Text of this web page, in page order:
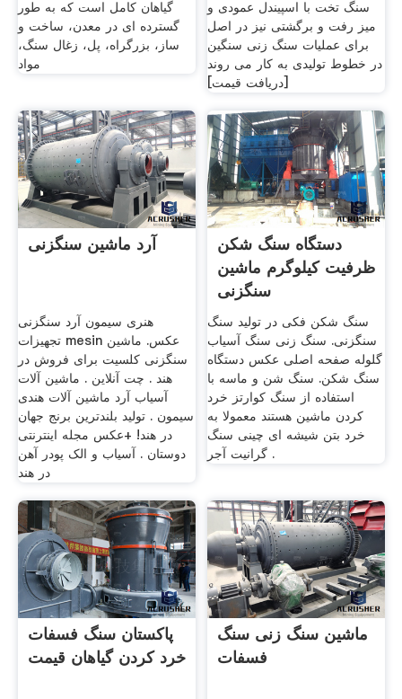
گیاهان کامل است که به طور
گسترده ای در معدن، ساخت و
ساز، بزرگراه، پل، زغال سنگ،
مواد
سنگ تخت با اسپیندل عمودی و
میز رفت و برگشتی نیز در اصل
برای عملیات سنگ زنی سنگین
در خطوط تولیدی به کار می روند
[دریافت قیمت]
آرد ماشین سنگزنی
هنری سیمون آرد سنگزنی
تجهیزات mesin عکس. ماشین
سنگزنی کلسیت برای فروش در
هند . چت آنلاین . ماشین آلات
آسیاب آرد ماشین آلات هندی
سیمون . تولید بلندترین برنج جهان
در هند! +عکس مجله اینترنتی
دوستان . آسیاب و الک پودر آهن
در هند
دستگاه سنگ شکن
ظرفیت کیلوگرم ماشین
سنگزنی
سنگ شکن فکی در تولید سنگ
سنگزنی. سنگ زنی سنگ آسیاب
گلوله صفحه اصلی عکس دستگاه
سنگ شکن. سنگ شن و ماسه با
استفاده از سنگ کوارتز خرد
کردن ماشین هستند معمولا به
خرد بتن شیشه ای چینی سنگ
گرانیت آجر .
پاکستان سنگ فسفات
خرد کردن گیاهان قیمت
ماشین سنگ زنی سنگ
فسفات